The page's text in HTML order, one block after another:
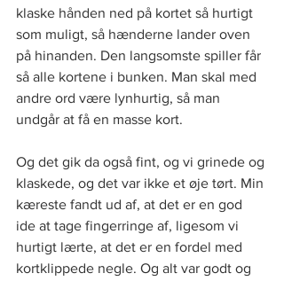
klaske hånden ned på kortet så hurtigt
som muligt, så hænderne lander oven
på hinanden. Den langsomste spiller får
så alle kortene i bunken. Man skal med
andre ord være lynhurtig, så man
undgår at få en masse kort.
Og det gik da også fint, og vi grinede og
klaskede, og det var ikke et øje tørt. Min
kæreste fandt ud af, at det er en god
ide at tage fingerringe af, ligesom vi
hurtigt lærte, at det er en fordel med
kortklippede negle. Og alt var godt og